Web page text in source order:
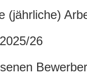
(jährliche)
26